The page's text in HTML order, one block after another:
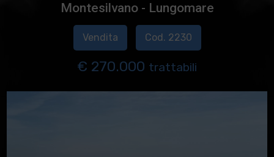
Montesilvano - Lungomare
Vendita Cod. 2230
€ 270.000 trattabili